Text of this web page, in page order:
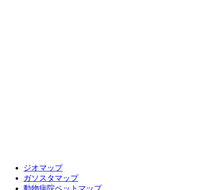
ジオマップ
ガソスタマップ
動物病院ペットマップ